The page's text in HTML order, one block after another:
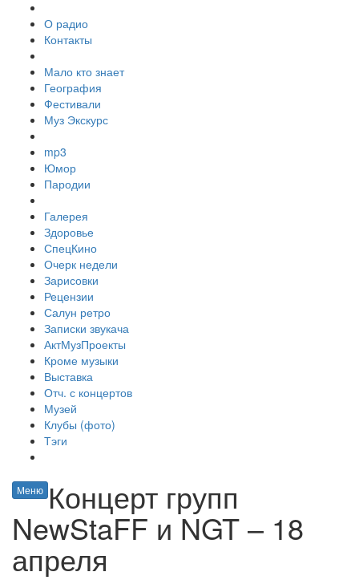
О радио
Контакты
Мало кто знает
География
Фестивали
Муз Экскурс
mp3
Юмор
Пародии
Галерея
Здоровье
СпецКино
Очерк недели
Зарисовки
Рецензии
Салун ретро
Записки звукача
АктМузПроекты
Кроме музыки
Выставка
Отч. с концертов
Музей
Клубы (фото)
Тэги
Меню Концерт групп
NewStaFF и NGT – 18
апреля